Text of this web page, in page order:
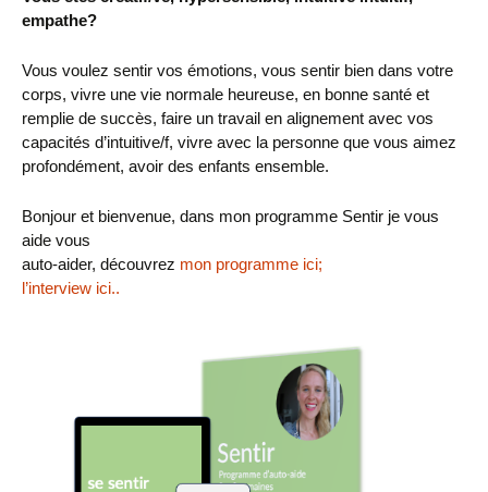
empathe?
Vous voulez sentir vos émotions, vous sentir bien dans votre
corps, vivre une vie normale heureuse, en bonne santé et
remplie de succès, faire un travail en alignement avec vos
capacités d’intuitive/f, vivre avec la personne que vous aimez
profondément, avoir des enfants ensemble.
Bonjour et bienvenue, dans mon programme Sentir je vous
aide vous
auto-aider, découvrez mon programme ici;
l’interview ici..